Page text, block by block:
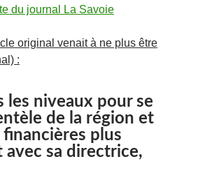
du journal La Savoie
original venait à ne plus être
:
les niveaux pour se
de la région et
plus
sa directrice,